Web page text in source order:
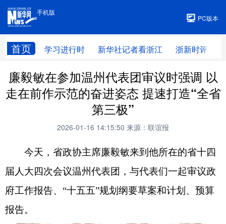
手机版
PC版本
首页 学习进行时 新华社记者看浙江 浙新时评
手机版
廉毅敏在参加温州代表团审议时强调 以
走在前作示范的奋进姿态 提速打造“全省
第三极”
2026-01-16 14:15:50 来源：联谊报
今天，省政协主席廉毅敏来到他所在的省十四
届人大四次会议温州代表团，与代表们一起审议政
府工作报告、“十五五”规划纲要草案和计划、预算
报告。